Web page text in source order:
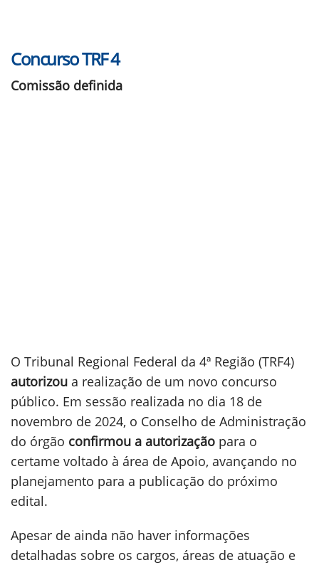
Concurso TRF 4
Comissão definida
O Tribunal Regional Federal da 4ª Região (TRF4)
autorizou a realização de um novo concurso
público. Em sessão realizada no dia 18 de
novembro de 2024, o Conselho de Administração
do órgão confirmou a autorização para o
certame voltado à área de Apoio, avançando no
planejamento para a publicação do próximo
edital.
Apesar de ainda não haver informações
detalhadas sobre os cargos, áreas de atuação e